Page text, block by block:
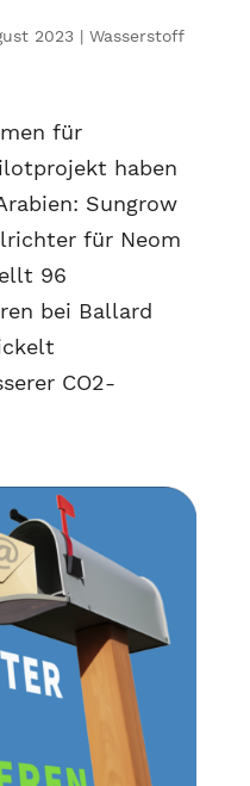
2023| Wasserstoff
für
haben
Sungrow
für Neom
96
bei Ballard
CO2-